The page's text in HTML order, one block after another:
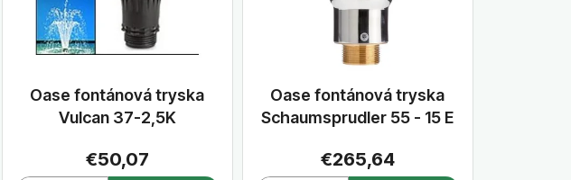
Oase fontánová tryska
Vulcan 37-2,5K
€50,07
Oase fontánová tryska
Schaumsprudler 55 - 15 E
€265,64